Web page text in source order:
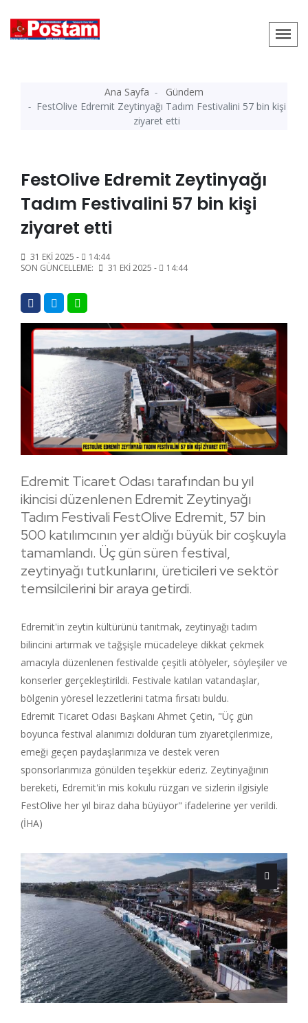
Ana Sayfa
Gündem
FestOlive Edremit Zeytinyağı Tadım Festivalini 57 bin kişi
ziyaret etti
FestOlive Edremit Zeytinyağı
Tadım Festivalini 57 bin kişi
ziyaret etti
31 EKI 2025 -
14:44
SON GÜNCELLEME:
31 EKI 2025 - 14:44
Edremit Ticaret Odası tarafından bu yıl
ikincisi düzenlenen Edremit Zeytinyağı
Tadım Festivali FestOlive Edremit, 57 bin
500 katılımcının yer aldığı büyük bir coşkuyla
tamamlandı. Üç gün süren festival,
zeytinyağı tutkunlarını, üreticileri ve sektör
temsilcilerini bir araya getirdi.
Edremit'in zeytin kültürünü tanıtmak, zeytinyağı tadım
bilincini artırmak ve tağşişle mücadeleye dikkat çekmek
amacıyla düzenlenen festivalde çeşitli atölyeler, söyleşiler ve
konserler gerçekleştirildi. Festivale katılan vatandaşlar,
bölgenin yöresel lezzetlerini tatma fırsatı buldu.
Edremit Ticaret Odası Başkanı Ahmet Çetin, "Üç gün
boyunca festival alanımızı dolduran tüm ziyaretçilerimize,
emeği geçen paydaşlarımıza ve destek veren
sponsorlarımıza gönülden teşekkür ederiz. Zeytinyağının
bereketi, Edremit'in mis kokulu rüzgarı ve sizlerin ilgisiyle
FestOlive her yıl biraz daha büyüyor" ifadelerine yer verildi.
(İHA)